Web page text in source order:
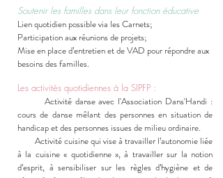
Soutenir les familles dans leur fonction éducative
Lien quotidien possible via les Carnets;
Participation aux réunions de projets;
Mise en place d’entretien et de VAD pour répondre aux
besoins des familles.
Les activités quotidiennes à la SIPFP :
Activité danse avec l'Association Dans'Handi :
cours de danse mêlant des personnes en situation de
handicap et des personnes issues de milieu ordinaire.
Activité cuisine qui vise à travailler l’autonomie liée
à la cuisine « quotidienne », à travailler sur la notion
d’esprit, à sensibiliser sur les règles d’hygiène et de